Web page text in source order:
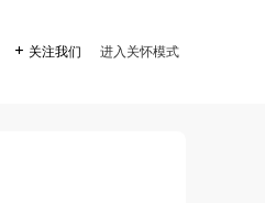
 关注我们 进入关怀模式